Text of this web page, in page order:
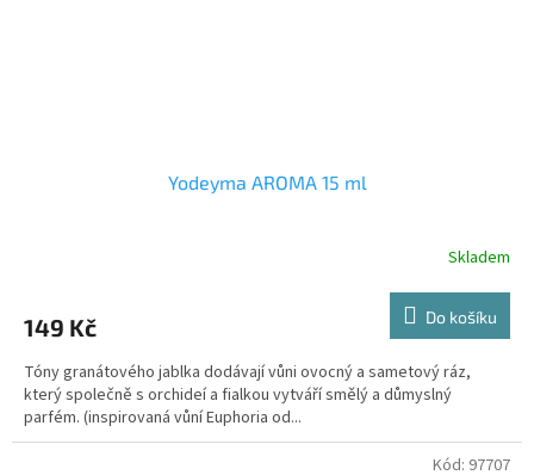
Yodeyma AROMA 15 ml
Skladem
149 Kč Do košíku
Tóny granátového jablka dodávají vůni ovocný a sametový ráz,
který společně s orchideí a fialkou vytváří smělý a důmyslný
parfém. (inspirovaná vůní Euphoria od...
Kód: 97707